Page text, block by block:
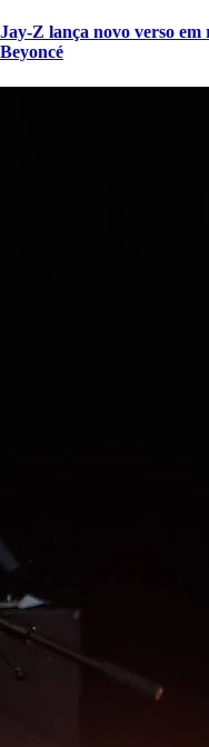
Jay-Z lança novo verso
Beyoncé